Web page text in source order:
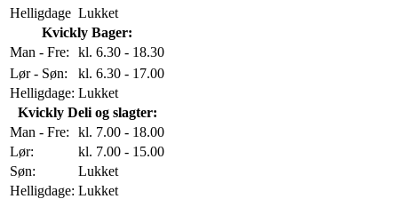
Helligdage Lukket
Kvickly Bager:
Man - Fre:
kl. 6.30 - 18.30
Lør - Søn:
kl. 6.30 - 17.00
Helligdage: Lukket
Kvickly Deli og slagter:
Man - Fre:
kl. 7.00 - 18.00
Lør:
kl. 7.00 - 15.00
Søn:
Lukket
Helligdage: Lukket